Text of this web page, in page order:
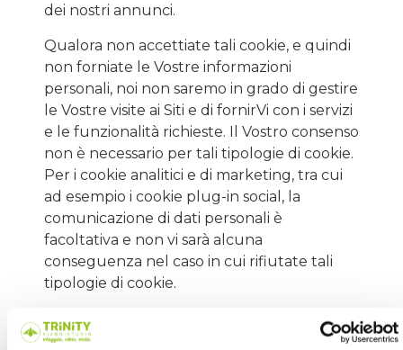
dei nostri annunci.
Qualora non accettiate tali cookie, e quindi
non forniate le Vostre informazioni
personali, noi non saremo in grado di gestire
le Vostre visite ai Siti e di fornirVi con i servizi
e le funzionalità richieste. Il Vostro consenso
non è necessario per tali tipologie di cookie.
Per i cookie analitici e di marketing, tra cui
ad esempio i cookie plug-in social, la
comunicazione di dati personali è
facoltativa e non vi sarà alcuna
conseguenza nel caso in cui rifiutate tali
tipologie di cookie.
Se non volete fornirci queste informazioni,
potete modificare i parametri del vostro